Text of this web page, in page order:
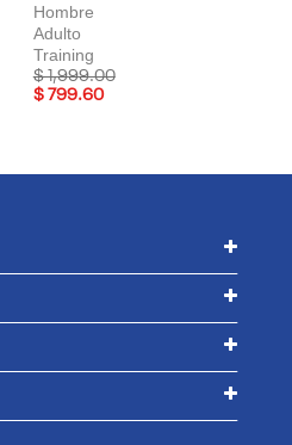
Hombre
Adulto
Training
Price reduced from
$ 1,999.00to
$ 799.60